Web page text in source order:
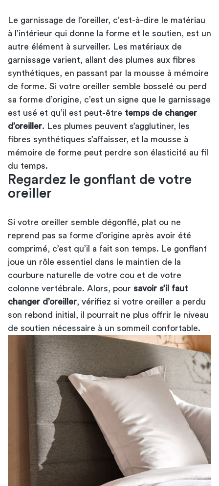
Le garnissage de l’oreiller, c’est-à-dire le matériau
à l’intérieur qui donne la forme et le soutien, est un
autre élément à surveiller. Les matériaux de
garnissage varient, allant des plumes aux fibres
synthétiques, en passant par la mousse à mémoire
de forme. Si votre oreiller semble bosselé ou perd
sa forme d’origine, c’est un signe que le garnissage
est usé et qu’il est peut-être temps de changer
d’oreiller. Les plumes peuvent s’agglutiner, les
fibres synthétiques s’affaisser, et la mousse à
mémoire de forme peut perdre son élasticité au fil
du temps.
Regardez le gonflant de votre
oreiller
Si votre oreiller semble dégonflé, plat ou ne
reprend pas sa forme d’origine après avoir été
comprimé, c’est qu’il a fait son temps. Le gonflant
joue un rôle essentiel dans le maintien de la
courbure naturelle de votre cou et de votre
colonne vertébrale. Alors, pour savoir s’il faut
changer d’oreiller , vérifiez si votre oreiller a perdu
son rebond initial, il pourrait ne plus offrir le niveau
de soutien nécessaire à un sommeil confortable.